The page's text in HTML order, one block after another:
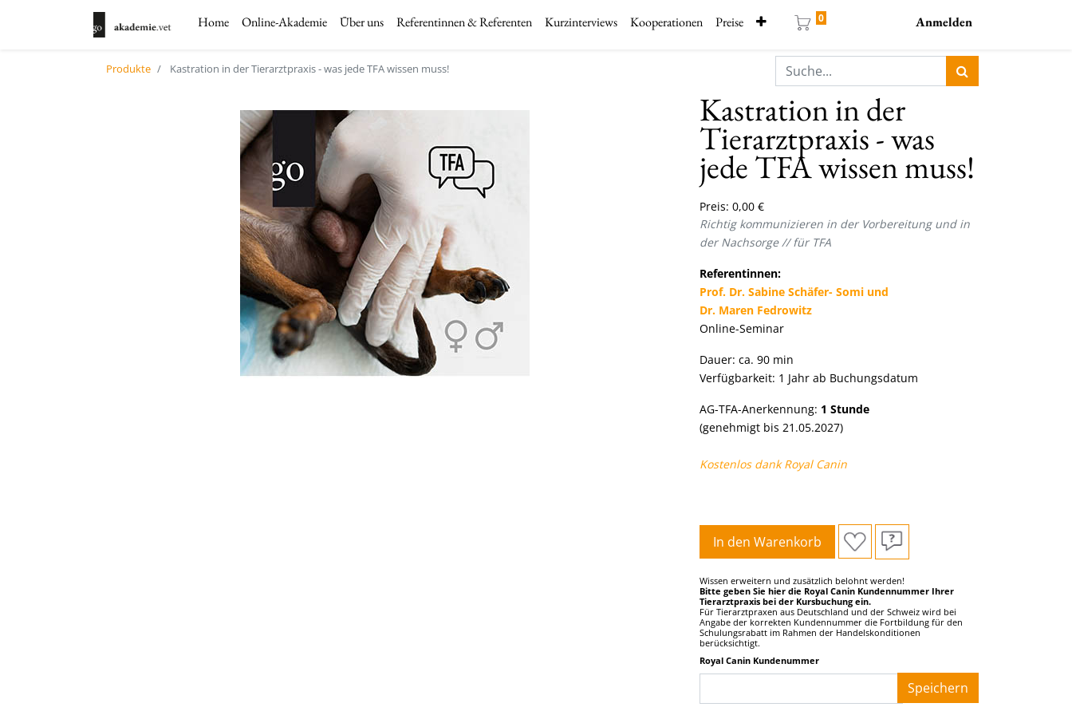
Home Online-Akademie Über uns Referentinnen & Referenten Kurzinterviews Kooperationen Preise 0 Anmelden
Produkte Kastration in der Tierarztpraxis - was jede TFA wissen muss!
Kastration in der
Tierarztpraxis - was
jede TFA wissen muss!
Preis: 0,00 €
Richtig kommunizieren in der Vorbereitung und in
der Nachsorge //für TFA
Referentinnen:
Prof. Dr. Sabine Schäfer- Somi und
Dr. Maren Fedrowitz
Online-Seminar
Dauer: ca. 90 min
Verfügbarkeit: 1 Jahr ab Buchungsdatum
AG-TFA-Anerkennung: 1 Stunde
(genehmigt bis 21.05.2027)
Kostenlos dank Royal Canin
In den Warenkorb
Wissen erweitern und zusätzlich belohnt werden!
Bitte geben Sie hier die Royal Canin Kundennummer Ihrer
Tierarztpraxis bei der Kursbuchung ein.
Für Tierarztpraxen aus Deutschland und der Schweiz wird bei
Angabe der korrekten Kundennummer die Fortbildung für den
Schulungsrabatt im Rahmen der Handelskonditionen
berücksichtigt.
Royal Canin Kundenummer
Speichern